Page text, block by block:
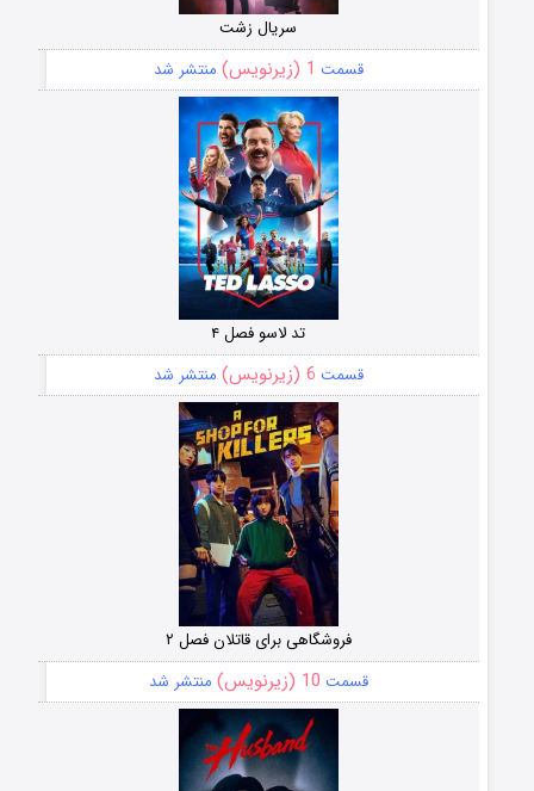
سریال زشت
قسمت 1 (زیرنویس) منتشر شد
تد لاسو فصل ۴
قسمت 6 (زیرنویس) منتشر شد
فروشگاهی برای قاتلان فصل ۲
قسمت 10 (زیرنویس) منتشر شد